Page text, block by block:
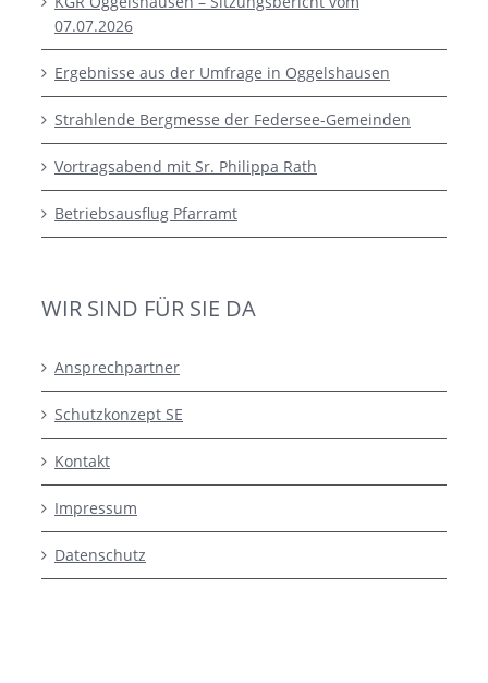
07.07.2026
Ergebnisse aus der Umfrage in Oggelshausen
Strahlende Bergmesse der Federsee-Gemeinden
Vortragsabend mit Sr. Philippa Rath
Betriebsausflug Pfarramt
WIR SIND FÜR SIE DA
Ansprechpartner
Schutzkonzept SE
Kontakt
Impressum
Datenschutz